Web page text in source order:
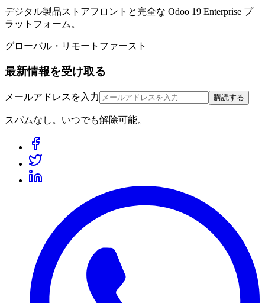
デジタル製品ストアフロントと完全な Odoo 19 Enterprise プ
ラットフォーム。
グローバル・リモートファースト
最新情報を受け取る
メールアドレスを入力 購読する
スパムなし。いつでも解除可能。